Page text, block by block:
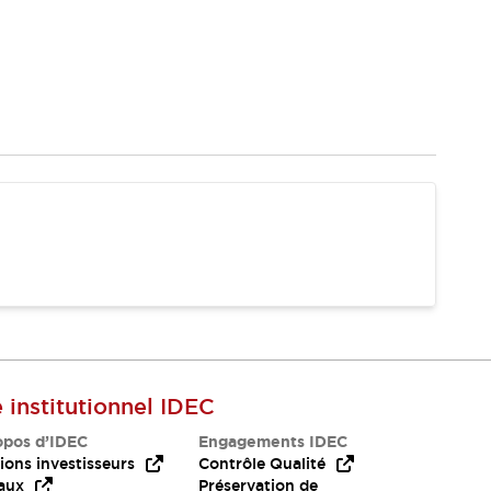
institutionnel IDEC
d’IDEC
investisseurs
Engagements IDEC
Contrôle Qualité
Préservation de